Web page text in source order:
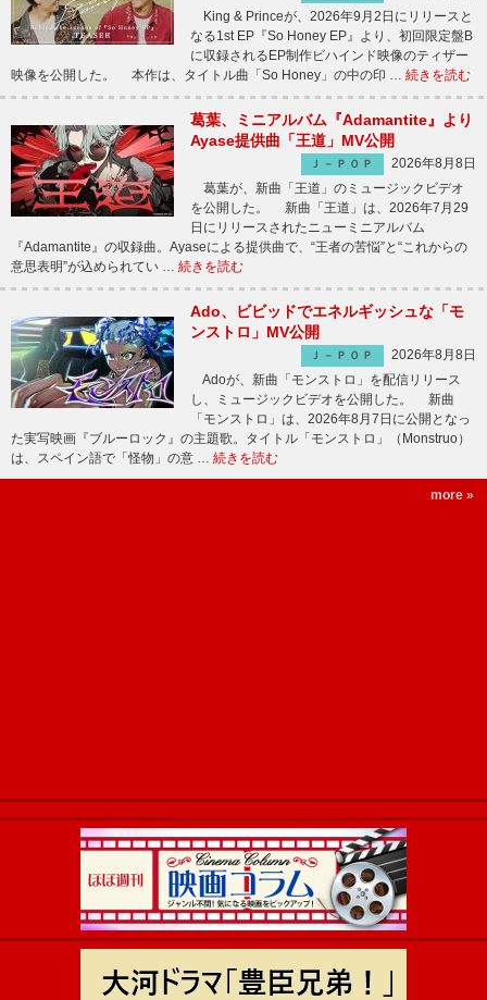
King & Princeが、2026年9月2日にリリースと
なる1st EP『So Honey EP』より、初回限定盤B
に収録されるEP制作ビハインド映像のティザー
映像を公開した。 本作は、タイトル曲「So Honey」の中の印 … 続きを読む
葛葉、ミニアルバム『Adamantite』より
Ayase提供曲「王道」MV公開
Ｊ－ＰＯＰ
2026年8月8日
葛葉が、新曲「王道」のミュージックビデオ
を公開した。 新曲「王道」は、2026年7月29
日にリリースされたニューミニアルバム
『Adamantite』の収録曲。Ayaseによる提供曲で、“王者の苦悩”と“これからの
意思表明”が込められてい … 続きを読む
Ado、ビビッドでエネルギッシュな「モ
ンストロ」MV公開
Ｊ－ＰＯＰ
2026年8月8日
Adoが、新曲「モンストロ」を配信リリース
し、ミュージックビデオを公開した。 新曲
「モンストロ」は、2026年8月7日に公開となっ
た実写映画『ブルーロック』の主題歌。タイトル「モンストロ」（Monstruo）
は、スペイン語で「怪物」の意 … 続きを読む
more »